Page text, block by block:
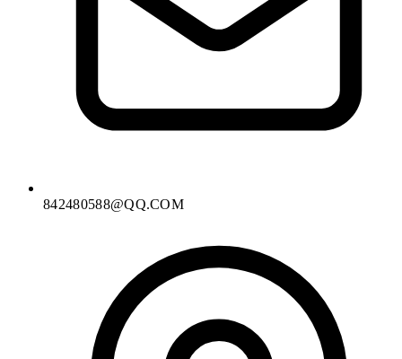
842480588@QQ.COM